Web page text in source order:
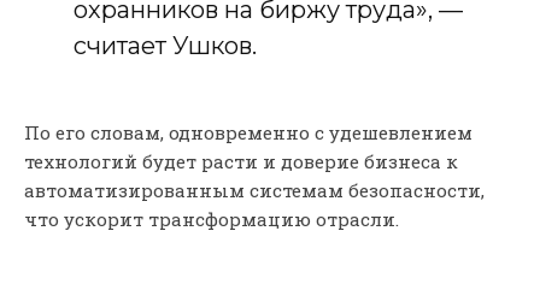
охранников на биржу труда», —
считает Ушков.
По его словам, одновременно с удешевлением
технологий будет расти и доверие бизнеса к
автоматизированным системам безопасности,
что ускорит трансформацию отрасли.